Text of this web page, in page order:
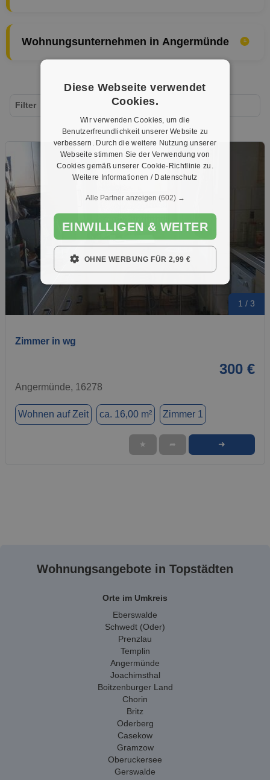
Wohnungsunternehmen in Angermünde
1 / 3
Zimmer in wg
300 €
Angermünde, 16278
Wohnen auf Zeit ca. 16,00 m² Zimmer 1
★ ➦ ➜
Filter
Wohnungsangebote in Topstädten
Orte im Umkreis
Eberswalde
Schwedt (Oder)
Prenzlau
Templin
Angermünde
Joachimsthal
Boitzenburger Land
Chorin
Britz
Oderberg
Casekow
Gramzow
Oberuckersee
Gerswalde
Diese Webseite verwendet
Cookies.
Wir verwenden Cookies, um die
Benutzerfreundlichkeit unserer Website zu
verbessern. Durch die weitere Nutzung unserer
Webseite stimmen Sie der Verwendung von
Cookies gemäß unserer Cookie-Richtlinie zu.
Weitere Informationen / Datenschutz
Alle Partner anzeigen (602) →
EINWILLIGEN & WEITER
OHNE WERBUNG FÜR 2,99 €